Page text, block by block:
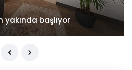
yakında başlıyor